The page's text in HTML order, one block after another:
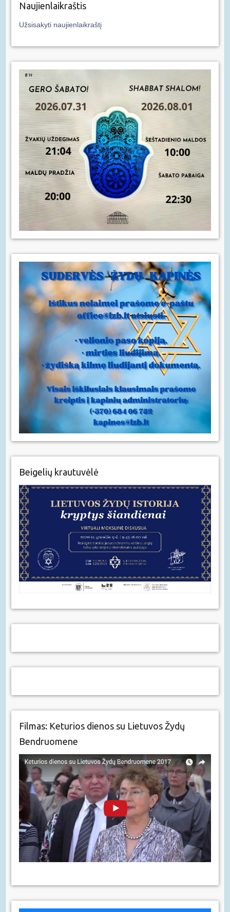
Naujienlaikraštis
Užsisakyti naujienlaikraštį
Beigelių krautuvėlė
Filmas: Keturios dienos su Lietuvos Žydų
Bendruomene